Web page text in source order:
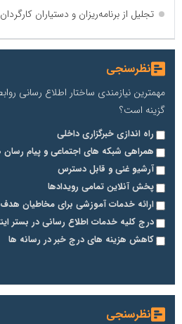
تجلیل از برنامه‌ریزان و دستیاران
نظرسنجی
مهمترین نیازمندی ساختار اطلاع رسانی
گزینه است؟
راه اندازی خبرگزاری داخلی
همراهی شبکه های اجتماعی و پیام رسان
آرشیو غنی و قابل دسترس
پخش آنلاین تمامی رویدادها
ارائه خدمات آموزشی برای مخاطیان هدف
درج کلیه خدمات اطلاع رسانی در بستر
کاهش هزینه های درج خبر در رسانه ها
نظرسنجی